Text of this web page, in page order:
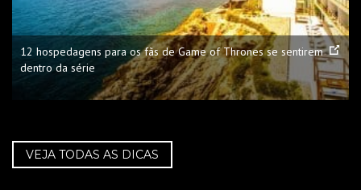
12 hospedagens para os fãs de Game of Thrones se sentirem
dentro da série
VEJA TODAS AS DICAS